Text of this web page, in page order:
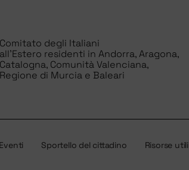
Comitato degli Italiani
all’Estero residenti in Andorra, Aragona,
Catalogna, Comunità Valenciana,
Regione di Murcia e Baleari
Eventi Sportello del cittadino Risorse utili